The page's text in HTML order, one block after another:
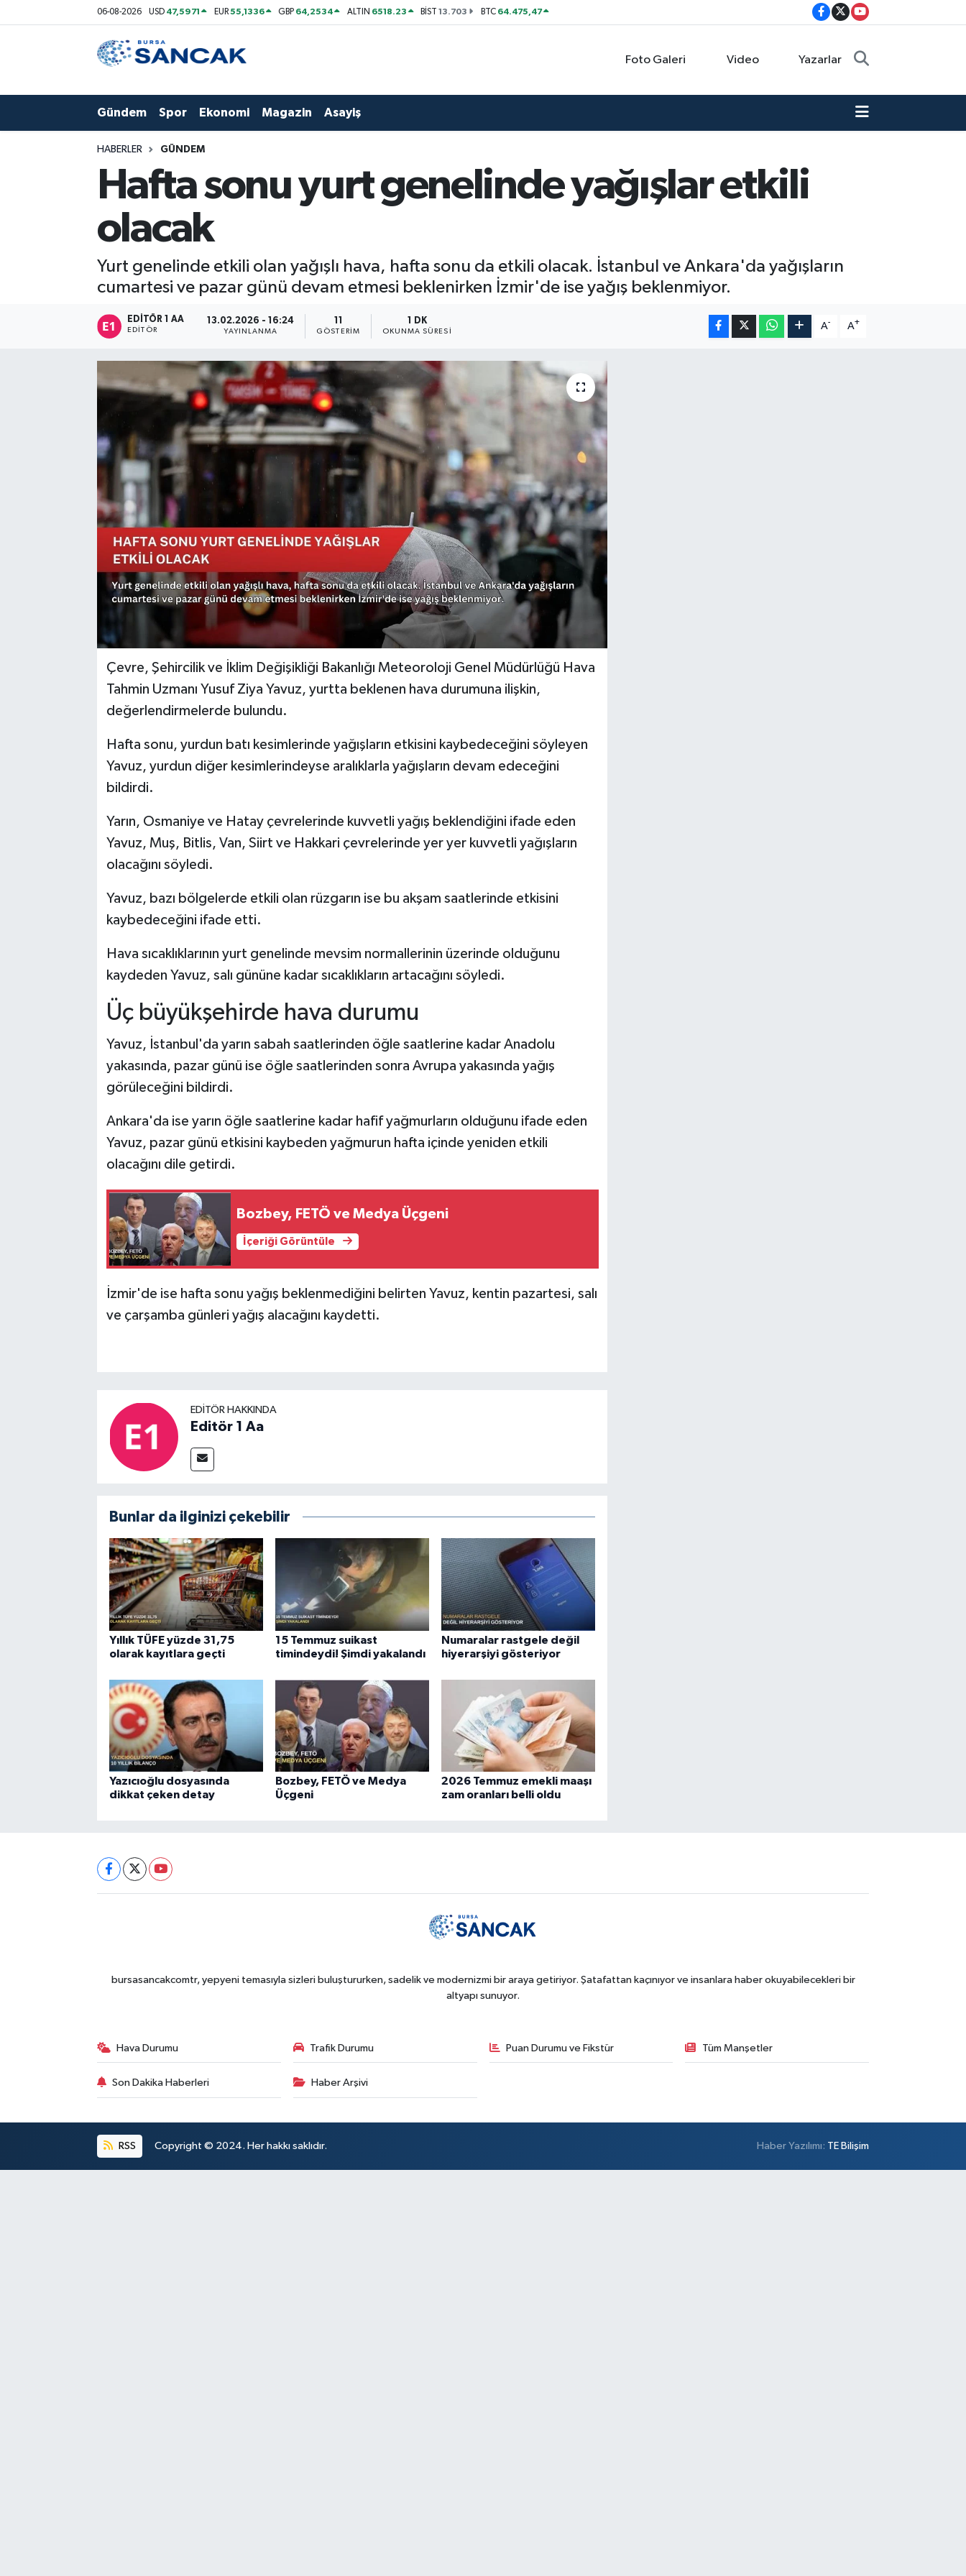
06-08-2026 USD 47,5971 EUR55,1336 GBP 64,2534 ALTIN 6518.23 BİST13.703 BTC 64.475,47
Foto Galeri Video Yazarlar
Gündem Spor Ekonomi Magazin Asayiş
HABERLER GÜNDEM
Hafta sonu yurt genelinde yağışlar etkili
olacak
Yurt genelinde etkili olan yağışlı hava, hafta sonu da etkili olacak. İstanbul ve Ankara'da yağışların
cumartesi ve pazar günü devam etmesi beklenirken İzmir'de ise yağış beklenmiyor.
EDITÖR 1 AA
EDITÖR
13.02.2026 - 16:24
YAYINLANMA GÖSTERIM
1 DK
OKUNMA SÜRESI
A- A+
Çevre, Şehircilik ve İklim Değişikliği Bakanlığı Meteoroloji Genel Müdürlüğü Hava
Tahmin Uzmanı Yusuf Ziya Yavuz, yurtta beklenen hava durumuna ilişkin,
değerlendirmelerde bulundu.
Hafta sonu, yurdun batı kesimlerinde yağışların etkisini kaybedeceğini söyleyen
Yavuz, yurdun diğer kesimlerindeyse aralıklarla yağışların devam edeceğini
bildirdi.
Yarın, Osmaniye ve Hatay çevrelerinde kuvvetli yağış beklendiğini ifade eden
Yavuz, Muş, Bitlis, Van, Siirt ve Hakkari çevrelerinde yer yer kuvvetli yağışların
olacağını söyledi.
Yavuz, bazı bölgelerde etkili olan rüzgarın ise bu akşam saatlerinde etkisini
kaybedeceğini ifade etti.
Hava sıcaklıklarının yurt genelinde mevsim normallerinin üzerinde olduğunu
kaydeden Yavuz, salı gününe kadar sıcaklıkların artacağını söyledi.
Üç büyükşehirde hava durumu
Yavuz, İstanbul'da yarın sabah saatlerinden öğle saatlerine kadar Anadolu
yakasında, pazar günü ise öğle saatlerinden sonra Avrupa yakasında yağış
görüleceğini bildirdi.
Ankara'da ise yarın öğle saatlerine kadar hafif yağmurların olduğunu ifade eden
Yavuz, pazar günü etkisini kaybeden yağmurun hafta içinde yeniden etkili
olacağını dile getirdi.
Bozbey, FETÖ ve Medya Üçgeni
İçeriği Görüntüle
İzmir'de ise hafta sonu yağış beklenmediğini belirten Yavuz, kentin pazartesi, salı
ve çarşamba günleri yağış alacağını kaydetti.
EDITÖR HAKKINDA
Editör 1 Aa
Bunlar da ilginizi çekebilir
Yıllık TÜFE yüzde 31,75
olarak kayıtlara geçti
15 Temmuz suikast
timindeydi! Şimdi yakalandı
Numaralar rastgele değil
hiyerarşiyi gösteriyor
Yazıcıoğlu dosyasında
dikkat çeken detay
Bozbey, FETÖ ve Medya
Üçgeni
2026 Temmuz emekli maaşı
zam oranları belli oldu
bursasancakcomtr, yepyeni temasıyla sizleri buluştururken, sadelik ve modernizmi bir araya getiriyor. Şatafattan kaçınıyor ve insanlara haber okuyabilecekleri bir
altyapı sunuyor.
Hava Durumu Trafik Durumu Puan Durumu ve Fikstür Tüm Manşetler
Son Dakika Haberleri Haber Arşivi
RSS Copyright © 2024. Her hakkı saklıdır. Haber Yazılımı: TE Bilişim
Hava Durumu
Son Dakika Haberleri
Haber Arşivi